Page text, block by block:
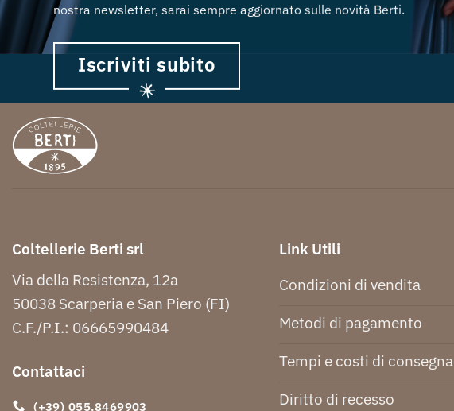
nostra newsletter, sarai sempre aggiornato sulle novità Berti.
Iscriviti subito
Coltellerie Berti srl
Via della Resistenza, 12a
50038 Scarperia e San Piero (FI)
C.F./P.I.: 06665990484
Contattaci
(+39) 055.8469903
Link Utili
Condizioni di vendita
Metodi di pagamento
Tempi e costi di consegna
Diritto di recesso